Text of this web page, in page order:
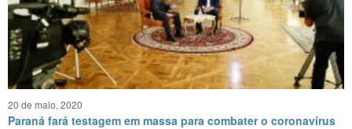
20 de maio, 2020
Paraná fará testagem em massa para combater o coronavírus